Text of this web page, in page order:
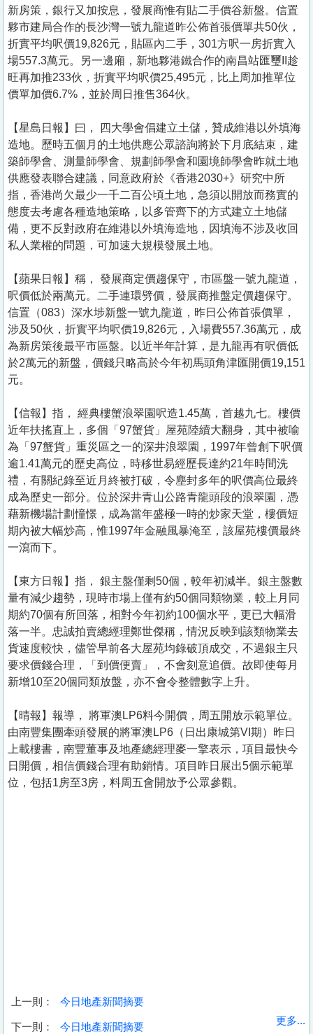
收
新房策，銀行又加按息，發展商惟有貼二手價谷新盤。信置
夥市建局合作的長沙灣一號九龍道昨公佈首張價單共50伙，
折實平均呎價19,826元，貼區內二手，301方呎一房折實入
場557.3萬元。另一邊廂，新地夥港鐵合作的南昌站匯璽II趁
旺再加推233伙，折實平均呎價25,495元，比上周加推單位
價單加價6.7%，並於周日推售364伙。
【星島日報】曰， 四大學會倡建立土儲，贊成維港以外填海
造地。歷時五個月的土地供應公眾諮詢將於下月底結束，建
築師學會、測量師學會、規劃師學會和園境師學會昨就土地
供應發表聯合建議，同意政府於《香港2030+》研究中所
指，香港尚欠最少一千二百公頃土地，急須以開放而務實的
態度去考慮各種造地策略，以多管齊下的方式建立土地儲
備，更不反對政府在維港以外填海造地，因填海不涉及收回
私人業權的問題，可加速大規模發展土地。
【蘋果日報】稱， 發展商定價趨保守，市區盤一號九龍道，
呎價低於兩萬元。二手連環劈價，發展商推盤定價趨保守。
信置（083）深水埗新盤一號九龍道，昨日公佈首張價單，
涉及50伙，折實平均呎價19,826元，入場費557.36萬元，成
為新房策後最平市區盤。以近半年計算，是九龍再有呎價低
於2萬元的新盤，價錢只略高於今年初馬頭角津匯開價19,151
元。
【信報】指， 經典樓蟹浪翠園呎造1.45萬，首越九七。樓價
近年扶搖直上，多個「97蟹貨」屋苑陸續大翻身，其中被喻
為「97蟹貨」重災區之一的深井浪翠園，1997年曾創下呎價
逾1.41萬元的歷史高位，時移世易經歷長達約21年時間洗
禮，有關紀錄至近月終被打破，令塵封多年的呎價高位最終
成為歷史一部分。位於深井青山公路青龍頭段的浪翠園，憑
藉新機場計劃憧憬，成為當年盛極一時的炒家天堂，樓價短
期內被大幅炒高，惟1997年金融風暴淹至，該屋苑樓價最終
一瀉而下。
【東方日報】指， 銀主盤僅剩50個，較年初減半。銀主盤數
量有減少趨勢，現時市場上僅有約50個同類物業，較上月同
期約70個有所回落，相對今年初約100個水平，更已大幅滑
落一半。忠誠拍賣總經理鄭世傑稱，情況反映到該類物業去
貨速度較快，儘管早前各大屋苑均錄破頂成交，不過銀主只
要求價錢合理，「到價便賣」，不會刻意追價。故即使每月
新增10至20個同類放盤，亦不會令整體數字上升。
【晴報】報導， 將軍澳LP6料今開價，周五開放示範單位。
由南豐集團牽頭發展的將軍澳LP6（日出康城第VI期）昨日
上載樓書，南豐董事及地產總經理麥一擎表示，項目最快今
日開價，相信價錢合理有助銷情。項目昨日展出5個示範單
位，包括1房至3房，料周五會開放予公眾參觀。
上一則： 今日地產新聞摘要
下一則： 今日地產新聞摘要
更多...